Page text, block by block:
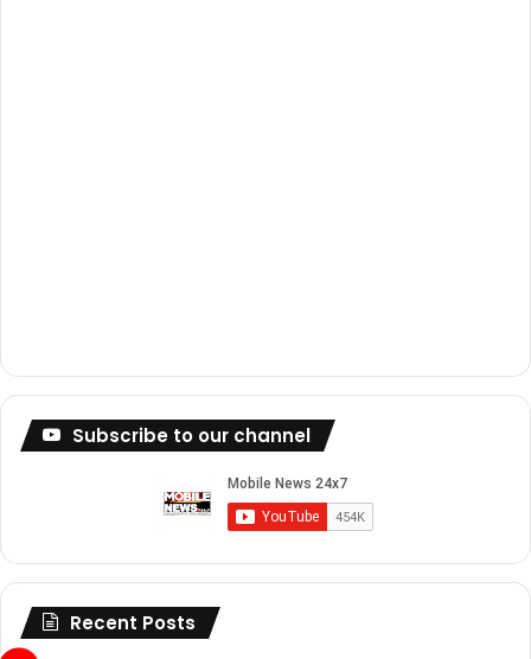
Subscribe to our channel
Recent Posts